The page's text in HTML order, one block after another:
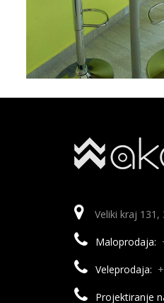
Veliki kraj 131,
Maloprodaja:
Veleprodaja:
Projektiranje